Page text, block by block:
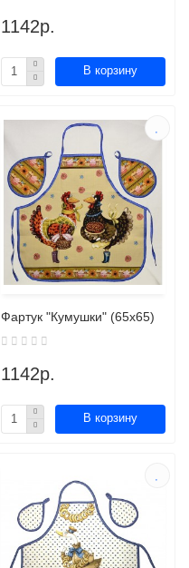
1142р.
В корзину
Фартук "Кумушки" (65х65)
1142р.
В корзину